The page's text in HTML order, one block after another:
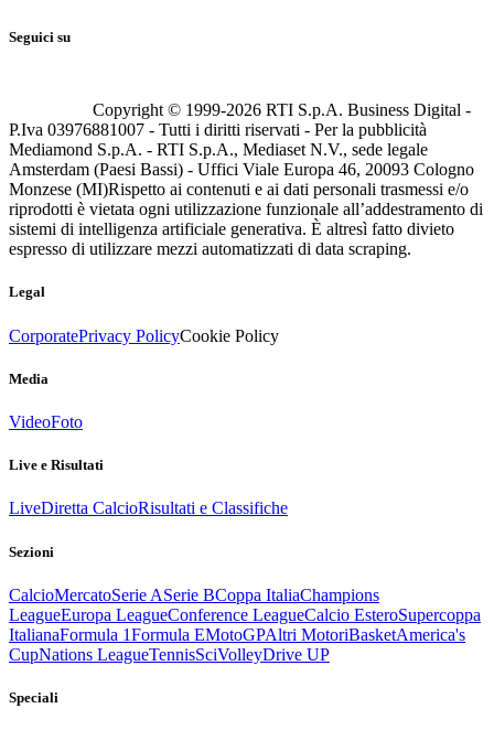
Seguici su
Copyright © 1999-2026 RTI S.p.A. Business Digital -
P.Iva 03976881007 - Tutti i diritti riservati - Per la pubblicità
Mediamond S.p.A. - RTI S.p.A., Mediaset N.V., sede legale
Amsterdam (Paesi Bassi) - Uffici Viale Europa 46, 20093 Cologno
Monzese (MI)Rispetto ai contenuti e ai dati personali trasmessi e/o
riprodotti è vietata ogni utilizzazione funzionale all’addestramento di
sistemi di intelligenza artificiale generativa. È altresì fatto divieto
espresso di utilizzare mezzi automatizzati di data scraping.
Legal
CorporatePrivacy PolicyCookie Policy
Media
VideoFoto
Live e Risultati
LiveDiretta CalcioRisultati e Classifiche
Sezioni
CalcioMercatoSerie ASerie BCoppa ItaliaChampions
LeagueEuropa LeagueConference LeagueCalcio EsteroSupercoppa
ItalianaFormula 1Formula EMotoGPAltri MotoriBasketAmerica's
CupNations LeagueTennisSciVolleyDrive UP
Speciali